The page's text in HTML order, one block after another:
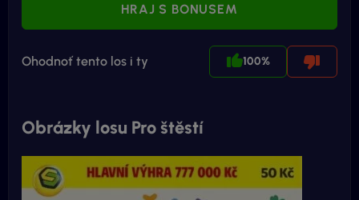
HRAJ S BONUSEM
Ohodnoť tento los i ty 100%
Obrázky losu Pro štěstí